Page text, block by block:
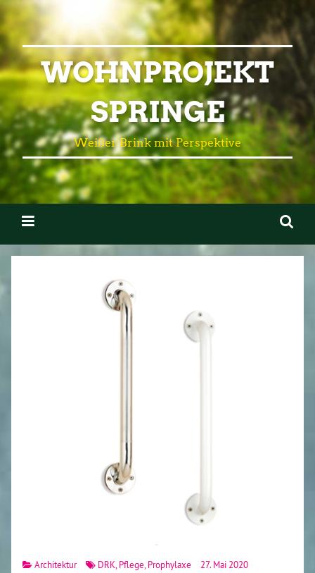
WOHNPROJEKT
SPRINGE
Weißer Brink mit Perspektive
Architektur DRK,Pflege,Prophylaxe 27. Mai 2020